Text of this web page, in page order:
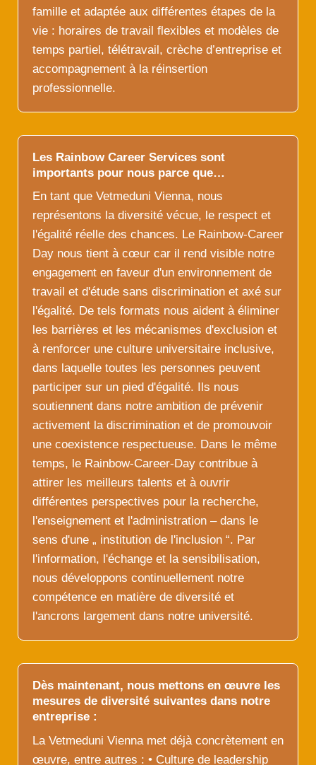
famille et adaptée aux différentes étapes de la
vie : horaires de travail flexibles et modèles de
temps partiel, télétravail, crèche d’entreprise et
accompagnement à la réinsertion
professionnelle.
Les Rainbow Career Services sont
importants pour nous parce que…
En tant que Vetmeduni Vienna, nous
représentons la diversité vécue, le respect et
l'égalité réelle des chances. Le Rainbow-Career
Day nous tient à cœur car il rend visible notre
engagement en faveur d'un environnement de
travail et d'étude sans discrimination et axé sur
l'égalité. De tels formats nous aident à éliminer
les barrières et les mécanismes d'exclusion et
à renforcer une culture universitaire inclusive,
dans laquelle toutes les personnes peuvent
participer sur un pied d'égalité. Ils nous
soutiennent dans notre ambition de prévenir
activement la discrimination et de promouvoir
une coexistence respectueuse. Dans le même
temps, le Rainbow-Career-Day contribue à
attirer les meilleurs talents et à ouvrir
différentes perspectives pour la recherche,
l'enseignement et l'administration – dans le
sens d'une „ institution de l'inclusion “. Par
l'information, l'échange et la sensibilisation,
nous développons continuellement notre
compétence en matière de diversité et
l'ancrons largement dans notre université.
Dès maintenant, nous mettons en œuvre les
mesures de diversité suivantes dans notre
entreprise :
La Vetmeduni Vienna met déjà concrètement en
œuvre, entre autres : • Culture de leadership